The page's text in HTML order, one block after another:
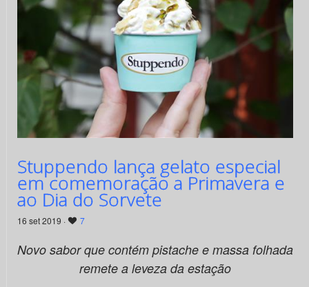
Stuppendo lança gelato especial
em comemoração a Primavera e
ao Dia do Sorvete
16 set 2019 · 7
Novo sabor que contém pistache e massa folhada
remete a leveza da estação